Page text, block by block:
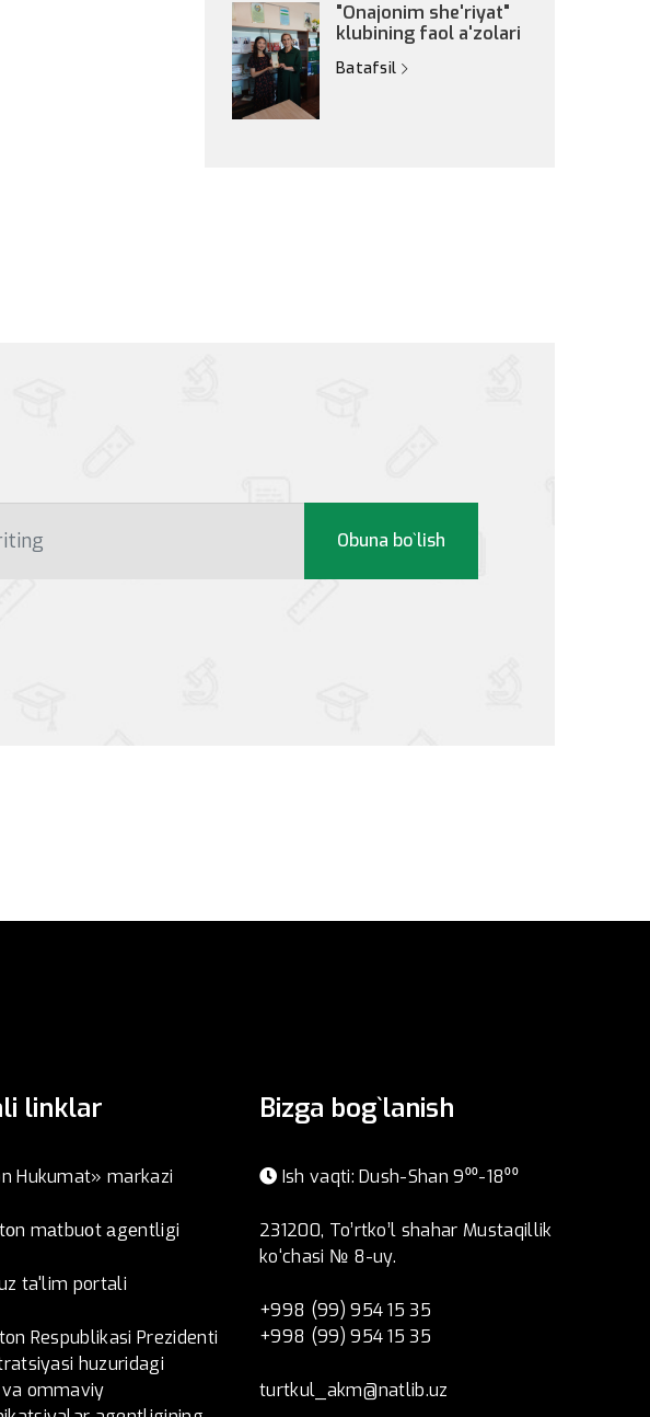
"Onajonim she'riyat"
klubining faol a'zolari
Batafsil
Obuna bo`lish
linklar
Hukumat» markazi
mаtbuоt аgеntligi
ta'lim portali
Respublikasi Prezidenti
huzuridagi
ommaviy
Bizga bog`lanish
Ish vaqti: Dush-Shan 9⁰⁰-18⁰⁰
231200, To’rtko’l shahar Mustaqillik
ko‘chasi № 8-uy.
+998 (99) 954 15 35
+998 (99) 954 15 35
turtkul_akm@natlib.uz